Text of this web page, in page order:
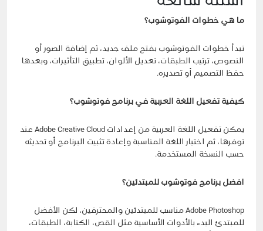
ما هي خطوات الفوتوشوب؟
تبدأ خطوات الفوتوشوب بفتح ملف جديد، ثم إضافة الصور أو
النصوص، ترتيب الطبقات، تعديل الألوان، تطبيق التأثيرات، وبعدها
حفظ التصميم أو تصديره.
كيفية تفعيل اللغة العربية في برنامج فوتوشوب؟
يمكن تفعيل اللغة العربية من إعدادات Adobe Creative Cloud عند
توفرها، ثم اختيار اللغة المناسبة وإعادة تثبيت البرنامج أو تحديثه
حسب النسخة المستخدمة.
افضل برنامج فوتوشوب للمبتدئين؟
Adobe Photoshop مناسب للمبتدئين والمحترفين، لكن الأفضل
للمبتدئ البدء بالأدوات الأساسية مثل القص، الكتابة، الطبقات،